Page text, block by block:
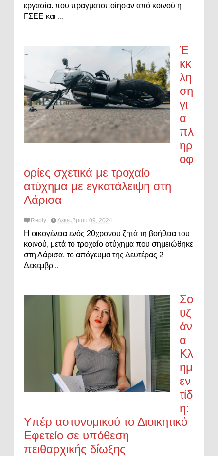
εργασία. που πραγματοποίησαν από κοινού η
ΓΣΕΕ και ...
Έ
κκ
λη
ση
γι
α
πλ
ηρ
οφ
ορίες σχετικά με τροχαίο
ατύχημα με εγκατάλειψη στη
Λάρισα
Reply Δεκεμβρίου 09, 2024
Η οικογένεια ενός 20χρονου ζητά τη βοήθεια του
κοινού, μετά το τροχαίο ατύχημα που σημειώθηκε
στη Λάρισα, το απόγευμα της Δευτέρας 2
Δεκεμβρ...
Σο
υζ
άν
α
Κλ
ημ
εν
τίδ
η:
Υπέρ αστυνομικού το Διοικητικό
Εφετείο σε υπόθεση
πειθαρχικής δίωξης